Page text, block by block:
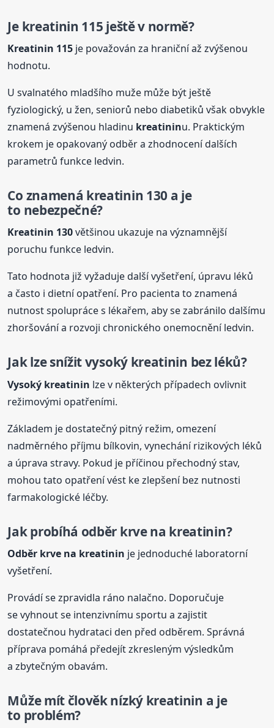
Je kreatinin 115 ještě v normě?
Kreatinin 115 je považován za hraniční až zvýšenou
hodnotu.
U svalnatého mladšího muže může být ještě
fyziologický, u žen, seniorů nebo diabetiků však obvykle
znamená zvýšenou hladinu kreatininu. Praktickým
krokem je opakovaný odběr a zhodnocení dalších
parametrů funkce ledvin.
Co znamená kreatinin 130 a je
to nebezpečné?
Kreatinin 130většinou ukazuje na významnější
poruchu funkce ledvin.
Tato hodnota již vyžaduje další vyšetření, úpravu léků
a často i dietní opatření. Pro pacienta to znamená
nutnost spolupráce s lékařem, aby se zabránilo dalšímu
zhoršování a rozvoji chronického onemocnění ledvin.
Jak lze snížit vysoký kreatinin bez léků?
Vysoký kreatinin lze v některých případech ovlivnit
režimovými opatřeními.
Základem je dostatečný pitný režim, omezení
nadměrného příjmu bílkovin, vynechání rizikových léků
a úprava stravy. Pokud je příčinou přechodný stav,
mohou tato opatření vést ke zlepšení bez nutnosti
farmakologické léčby.
Jak probíhá odběr krve na kreatinin?
Odběr krve na kreatinin je jednoduché laboratorní
vyšetření.
Provádí se zpravidla ráno nalačno. Doporučuje
se vyhnout se intenzivnímu sportu a zajistit
dostatečnou hydrataci den před odběrem. Správná
příprava pomáhá předejít zkresleným výsledkům
a zbytečným obavám.
Může mít člověk nízký kreatinin a je
to problém?